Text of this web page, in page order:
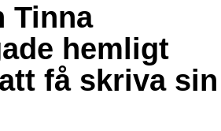
Tinna
hemligt
få skriva sin